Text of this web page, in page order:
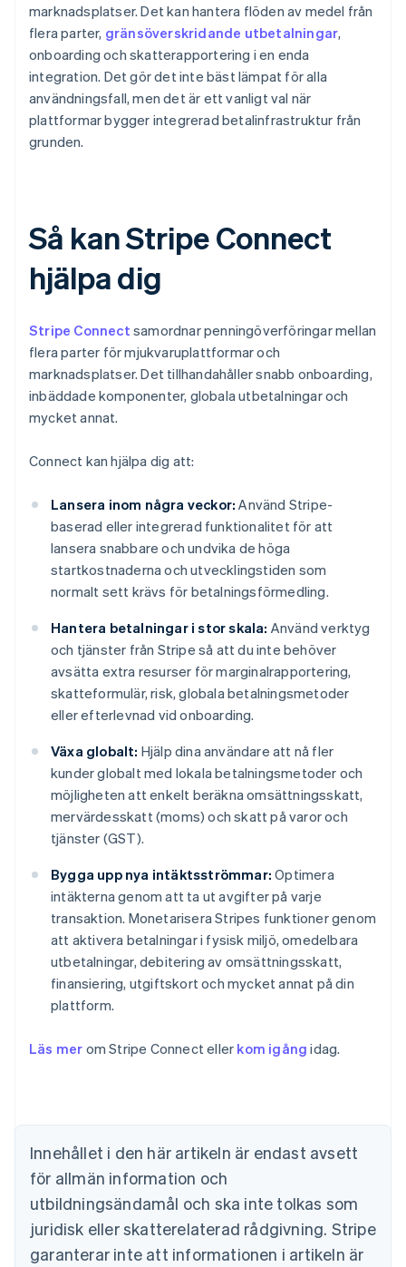
marknadsplatser. Det kan hantera flöden av medel från
flera parter, gränsöverskridande utbetalningar,
onboarding och skatterapportering i en enda
integration. Det gör det inte bäst lämpat för alla
användningsfall, men det är ett vanligt val när
plattformar bygger integrerad betalinfrastruktur från
grunden.
Så kan Stripe Connect
hjälpa dig
Stripe Connect samordnar penningöverföringar mellan
flera parter för mjukvaruplattformar och
marknadsplatser. Det tillhandahåller snabb onboarding,
inbäddade komponenter, globala utbetalningar och
mycket annat.
Connect kan hjälpa dig att:
Lansera inom några veckor: Använd Stripe-
baserad eller integrerad funktionalitet för att
lansera snabbare och undvika de höga
startkostnaderna och utvecklingstiden som
normalt sett krävs för betalningsförmedling.
Hantera betalningar i stor skala: Använd verktyg
och tjänster från Stripe så att du inte behöver
avsätta extra resurser för marginalrapportering,
skatteformulär, risk, globala betalningsmetoder
eller efterlevnad vid onboarding.
Växa globalt: Hjälp dina användare att nå fler
kunder globalt med lokala betalningsmetoder och
möjligheten att enkelt beräkna omsättningsskatt,
mervärdesskatt (moms) och skatt på varor och
tjänster (GST).
Bygga upp nya intäktsströmmar: Optimera
intäkterna genom att ta ut avgifter på varje
transaktion. Monetarisera Stripes funktioner genom
att aktivera betalningar i fysisk miljö, omedelbara
utbetalningar, debitering av omsättningsskatt,
finansiering, utgiftskort och mycket annat på din
plattform.
Läs mer om Stripe Connect eller kom igång idag.
Innehållet i den här artikeln är endast avsett
för allmän information och
utbildningsändamål och ska inte tolkas som
juridisk eller skatterelaterad rådgivning. Stripe
garanterar inte att informationen i artikeln är
English
PortuguêsEnglish
Bulgarien
English
Cypern
English
Danmark
English
Estland